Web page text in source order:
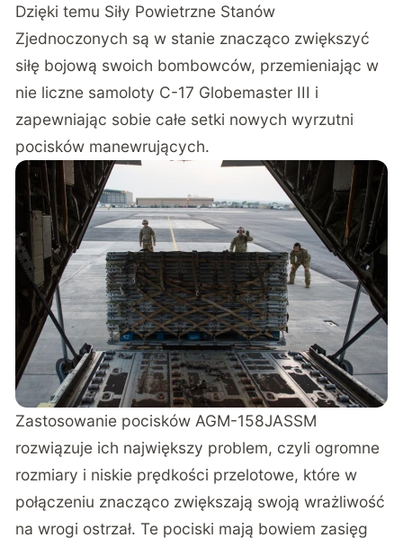
Dzięki temu Siły Powietrzne Stanów
Zjednoczonych są w stanie znacząco zwiększyć
siłę bojową swoich bombowców, przemieniając w
nie liczne samoloty C-17 Globemaster III i
zapewniając sobie całe setki nowych wyrzutni
pocisków manewrujących.
Zastosowanie pocisków AGM-158JASSM
rozwiązuje ich największy problem, czyli ogromne
rozmiary i niskie prędkości przelotowe, które w
połączeniu znacząco zwiększają swoją wrażliwość
na wrogi ostrzał. Te pociski mają bowiem zasięg